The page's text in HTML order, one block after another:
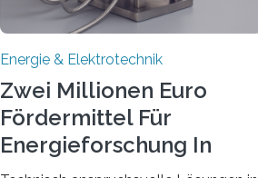
Energie & Elektrotechnik
Zwei Millionen Euro
Fördermittel Für
Energieforschung In
Regensburg